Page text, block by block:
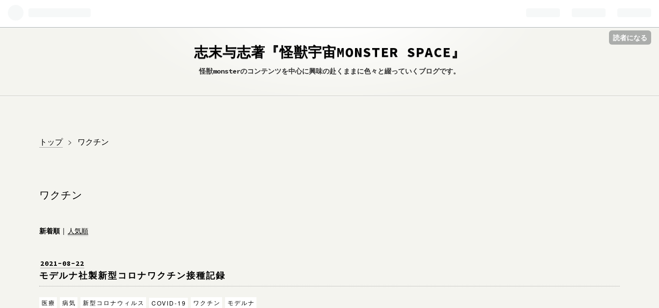
読者になる
志末与志著『怪獣宇宙MONSTER SPACE』
怪獣monsterのコンテンツを中心に興味の赴くままに色々と綴っていくブログです。
トップ > ワクチン
ワクチン
新着順 人気順
2021-08-22
モデルナ社製新型コロナワクチン接種記録
医療 病気 新型コロナウィルス COVID-19 ワクチン モデルナ